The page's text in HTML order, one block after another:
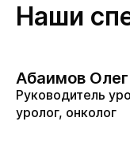
Наши
Абаимов
Руководитель
уролог, онколог